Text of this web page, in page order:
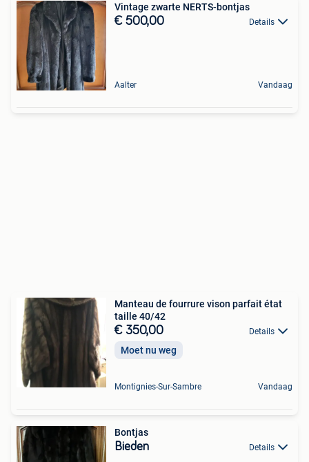
Vintage zwarte NERTS-bontjas
€ 500,00 Details
Aalter Vandaag
Manteau de fourrure vison parfait état
taille 40/42
€ 350,00 Details
Moet nu weg
Montignies-Sur-Sambre Vandaag
Bontjas
Bieden Details